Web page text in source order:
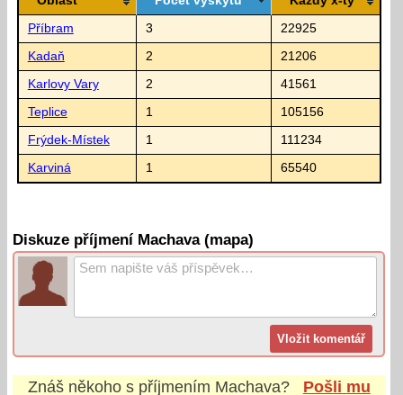
Příbram 3 22925
Kadaň 2 21206
Karlovy Vary 2 41561
Teplice 1 105156
Frýdek-Místek 1 111234
Karviná 1 65540
Diskuze příjmení Machava (mapa)
Znáš někoho s příjmením Machava?
Pošli mu